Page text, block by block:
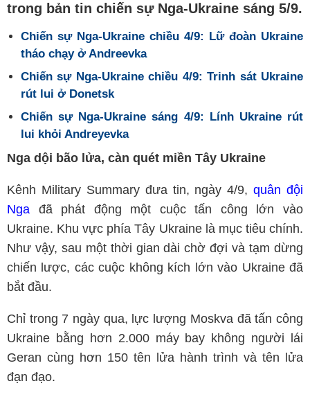
trong bản tin chiến sự Nga-Ukraine sáng 5/9.
Chiến sự Nga-Ukraine chiều 4/9: Lữ đoàn Ukraine
tháo chạy ở Andreevka
Chiến sự Nga-Ukraine chiều 4/9: Trinh sát Ukraine
rút lui ở Donetsk
Chiến sự Nga-Ukraine sáng 4/9: Lính Ukraine rút
lui khỏi Andreyevka
Nga dội bão lửa, càn quét miền Tây Ukraine
Kênh Military Summary đưa tin, ngày 4/9,quân đội
Nga đã phát động một cuộc tấn công lớn vào
Ukraine. Khu vực phía Tây Ukraine là mục tiêu chính.
Như vậy, sau một thời gian dài chờ đợi và tạm dừng
chiến lược, các cuộc không kích lớn vào Ukraine đã
bắt đầu.
Chỉ trong 7 ngày qua, lực lượng Moskva đã tấn công
Ukraine bằng hơn 2.000 máy bay không người lái
Geran cùng hơn 150 tên lửa hành trình và tên lửa
đạn đạo.